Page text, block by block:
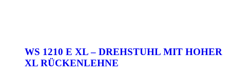
WS 1210 E XL – DREHSTUHL MIT HOHER
XL RÜCKENLEHNE